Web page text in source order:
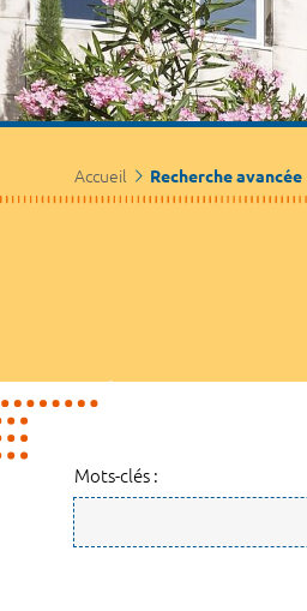
Accueil Recherche avancée
Mots-clés :